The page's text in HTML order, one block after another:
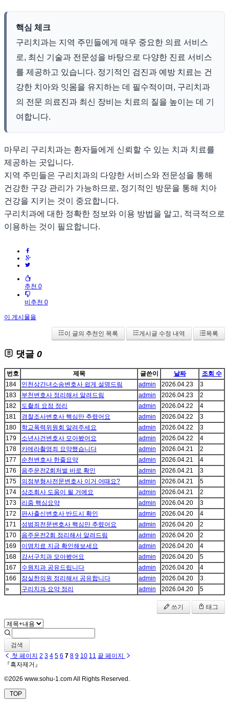
핵심 체크
구리치과는 지역 주민들에게 매우 중요한 의료 서비스
로, 최신 기술과 전문성을 바탕으로 다양한 진료 서비스
를 제공하고 있습니다. 정기적인 검진과 예방 치료는 건
강한 치아와 잇몸을 유지하는 데 필수적이며, 구리치과
의 전문 의료진과 최신 장비는 치료의 질을 높이는 데 기
여합니다.
마무리 구리치과는 환자들에게 신뢰할 수 있는 치과 치료를
제공하는 곳입니다.
지역 주민들은 구리치과의 다양한 서비스와 전문성을 통해
건강한 구강 관리가 가능하므로, 정기적인 방문을 통해 치아
건강을 지키는 것이 중요합니다.
구리치과에 대한 정확한 정보와 이용 방법을 알고, 적극적으로
이용하는 것이 필요합니다.
추천 0
비추천 0
이 게시물을
이 글의 추천인 목록 게시글 수정 내역 목록
댓글 0
번호 제목 글쓴이 날짜
조회 수
184
인천상간녀소송변호사 쉽게 설명드림 admin 2026.04.23
3
183
부천변호사 정리해서 알려드림 admin 2026.04.23
2
182
도촬죄 요점 정리 admin 2026.04.22
4
181
경찰조사변호사 핵심만 추렸어요 admin 2026.04.22
3
180
학교폭력위원회 알려주세요 admin 2026.04.22
3
179
소년사건변호사 모아봤어요 admin 2026.04.22
4
178
카메라촬영죄 요약했습니다 admin 2026.04.21
2
177
순천변호사 한줄요약 admin 2026.04.21
4
176
음주운전2회처벌 바로 확인 admin 2026.04.21
3
175
의정부형사전문변호사 이거 어때요? admin 2026.04.21
5
174
상조회사 도움이 될 거예요 admin 2026.04.21
2
173
리줌 핵심요약 admin 2026.04.20
3
172
판사출신변호사 반드시 확인 admin 2026.04.20
4
171
성범죄전문변호사 핵심만 추렸어요 admin 2026.04.20
2
170
음주운전2회 정리해서 알려드림 admin 2026.04.20
2
169
이명치료 지금 확인해보세요 admin 2026.04.20
4
168
강서구치과 모아봤어요 admin 2026.04.20
5
167
수원치과 공유드립니다 admin 2026.04.20
4
166
잠실한의원 정리해서 공유합니다 admin 2026.04.20
3
»
구리치과 요약 정리 admin 2026.04.20 5
쓰기 태그
검색
첫 페이지 2 3 4 5 6 7 8 9 10 11 끝 페이지
『흑자제거』
©2026 www.sohu-1.com All Rights Reserved.
TOP